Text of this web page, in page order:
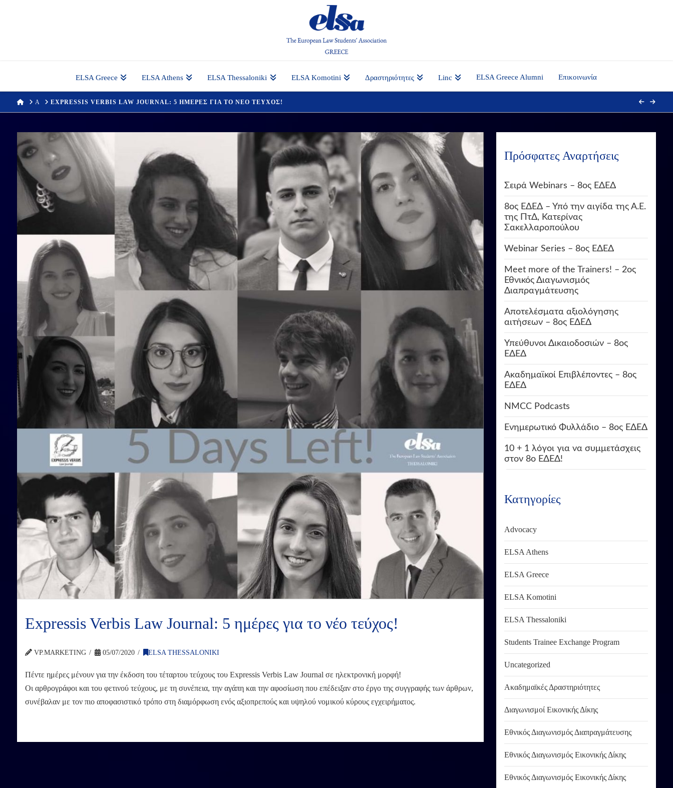
ELSA Greece ELSA Athens ELSA Thessaloniki ELSA Komotini Δραστηριότητες Linc ELSA Greece Alumni Επικοινωνία
HOME
Α EXPRESSIS VERBIS LAW JOURNAL: 5 ΗΜΕΡΕΣ ΓΙΑ ΤΟ ΝΕΟ ΤΕΥΧΟΣ!
Expressis Verbis Law Journal: 5 ημέρες για το νέο τεύχος!
VP.MARKETING 05/07/2020 ELSA THESSALONIKI
Πέντε ημέρες μένουν για την έκδοση του τέταρτου τεύχους του Expressis Verbis Law Journal σε ηλεκτρονική μορφή!
Οι αρθρογράφοι και του φετινού τεύχους, με τη συνέπεια, την αγάπη και την αφοσίωση που επέδειξαν στο έργο της συγγραφής των άρθρων,
συνέβαλαν με τον πιο αποφασιστικό τρόπο στη διαμόρφωση ενός αξιοπρεπούς και υψηλού νομικού κύρους εγχειρήματος.
Πρόσφατες Αναρτήσεις
Σειρά Webinars – 8ος ΕΔΕΔ
8ος ΕΔΕΔ – Υπό την αιγίδα της Α.Ε.
της ΠτΔ, Κατερίνας
Σακελλαροπούλου
Webinar Series – 8ος ΕΔΕΔ
Meet more of the Trainers! – 2ος
Εθνικός Διαγωνισμός
Διαπραγμάτευσης
Αποτελέσματα αξιολόγησης
αιτήσεων – 8ος ΕΔΕΔ
Υπεύθυνοι Δικαιοδοσιών – 8ος
ΕΔΕΔ
Ακαδημαϊκοί Επιβλέποντες – 8ος
ΕΔΕΔ
NMCC Podcasts
Ενημερωτικό Φυλλάδιο – 8ος ΕΔΕΔ
10 + 1 λόγοι για να συμμετάσχεις
στον 8ο ΕΔΕΔ!
Κατηγορίες
Advocacy
ELSA Athens
ELSA Greece
ELSA Komotini
ELSA Thessaloniki
Students Trainee Exchange Program
Uncategorized
Ακαδημαϊκές Δραστηριότητες
Διαγωνισμοί Εικονικής Δίκης
Εθνικός Διαγωνισμός Διαπραγμάτευσης
Εθνικός Διαγωνισμός Εικονικής Δίκης
Εθνικός Διαγωνισμός Εικονικής Δίκης